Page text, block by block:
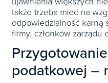
także trzeba mieć na
odpowiedzialność karną
firmy, członków zarządu
podatkowej –